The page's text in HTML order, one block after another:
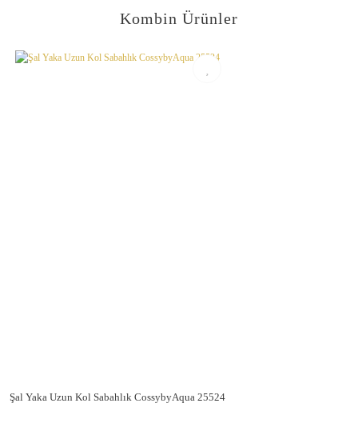
Ürün açıklamasında eksik bilgiler bulunuyor.
Kombin Ürünler
Şal Yaka Uzun Kol Sabahlık CossybyAqua 25524